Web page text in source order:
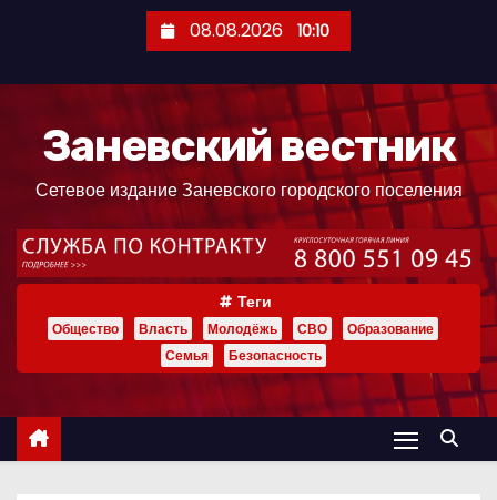
ж
08.08.2026 10:10
Заневский вестник
Сетевое издание Заневского городского поселения
Теги
Общество Власть Молодёжь СВО
Образование
Семья
Безопасность